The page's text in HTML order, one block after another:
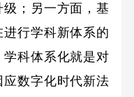
；另一方面，基
行学科新体系的
科体系化就是对
数字化时代新法